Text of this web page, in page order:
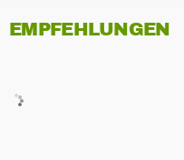
EMPFEHLUNGEN